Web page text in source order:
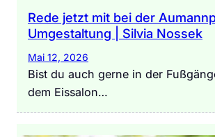
Rede jetzt mit bei der
Umgestaltung | Silvia Nossek
Mai 12, 2026
Bist du auch gerne in der
dem Eissalon…